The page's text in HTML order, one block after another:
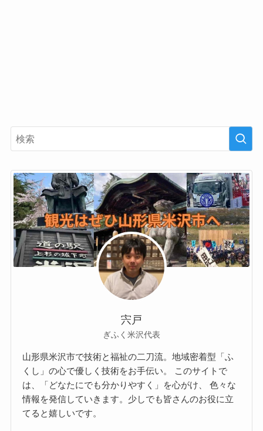
宍戸
ぎふく米沢代表
山形県米沢市で技術と福祉の二刀流。地域密着型「ふ
くし」の心で優しく技術をお手伝い。 このサイトで
は、「どなたにでも分かりやすく」を心がけ、 色々な
情報を発信していきます。少しでも皆さんのお役に立
てると嬉しいです。